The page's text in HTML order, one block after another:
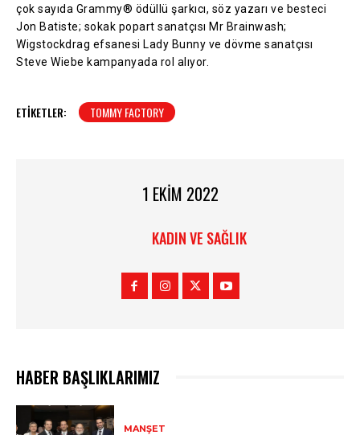
çok sayıda Grammy® ödüllü şarkıcı, söz yazarı ve besteci
Jon Batiste; sokak popart sanatçısı Mr Brainwash;
Wigstockdrag efsanesi Lady Bunny ve dövme sanatçısı
Steve Wiebe kampanyada rol alıyor.
ETIKETLER: TOMMY FACTORY
1 EKIM 2022
KADIN VE SAĞLIK
HABER BAŞLIKLARIMIZ
MANŞET